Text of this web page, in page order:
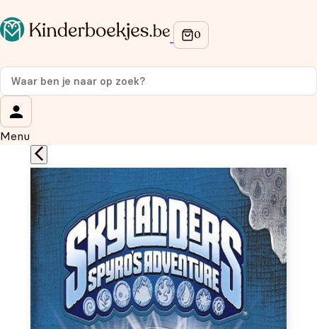
Menu
Op de hoogte blijven van onze acties?
Meld je aan voor onze nieuwsbrief en ontvang
op je eerste aankoop!
Wat is je voornaam?
Wat is je e-mailadres?*
Aanmelden
We gebruiken je gegevens om contact op te nemen, in
overeenstemming met onsprivacybeleid.